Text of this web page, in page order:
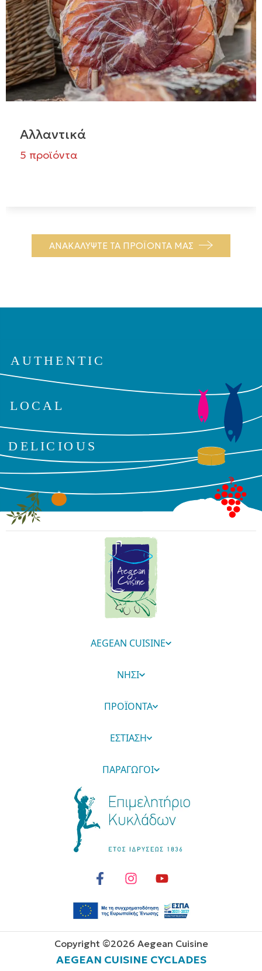
Αλλαντικά
5 προϊόντα
ΑΝΑΚΑΛΥΨΤΕ ΤΑ ΠΡΟΪΟΝΤΑ ΜΑΣ
AEGEAN CUISINE
ΝΗΣΙ
ΠΡΟΪΟΝΤΑ
ΕΣΤΙΑΣΗ
ΠΑΡΑΓΩΓΟΙ
Copyright ©2026 Aegean Cuisine
AEGEAN CUISINE CYCLADES